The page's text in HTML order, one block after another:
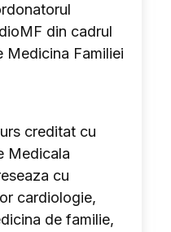
din cadrul
Medicina Familiei
creditat cu
Medicala
cu
cardiologie,
de familie,